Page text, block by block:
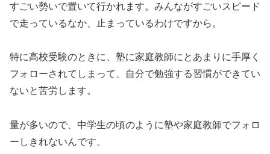
すごい勢いで置いて行かれます。みんながすごいスピード
で走っているなか、止まっているわけですから。
特に高校受験のときに、塾に家庭教師にとあまりに手厚く
フォローされてしまって、自分で勉強する習慣ができてい
ないと苦労します。
量が多いので、中学生の頃のように塾や家庭教師でフォロ
ーしきれないんです。